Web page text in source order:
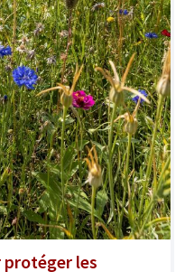
protéger les